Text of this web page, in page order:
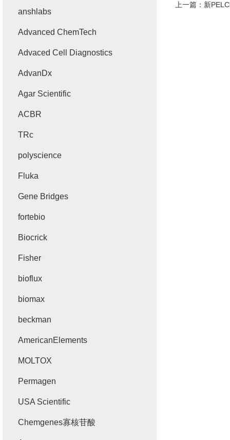
上一篇： 新
anshlabs
Advanced ChemTech
Advaced Cell Diagnostics
AdvanDx
Agar Scientific
ACBR
TRc
polyscience
Fluka
Gene Bridges
fortebio
Biocrick
Fisher
bioflux
biomax
beckman
AmericanElements
MOLTOX
Permagen
USA Scientific
Chemgenes寡核苷酸